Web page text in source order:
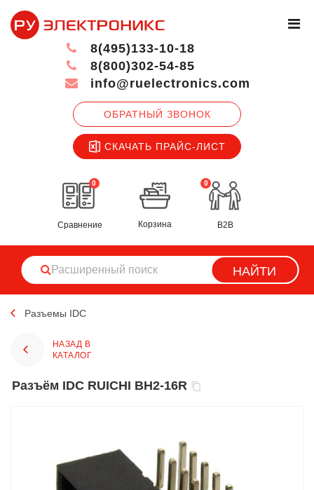
ОБРАТНЫЙ ЗВОНОК
СКАЧАТЬ ПРАЙС-ЛИСТ
8(495)133-10-18
8(800)302-54-85
info@ruelectronics.com
0
Сравнение
0
Корзина B2B
НАЙТИ
Разъемы IDC
НАЗАД В
КАТАЛОГ
Разъём IDC RUICHI BH2-16R